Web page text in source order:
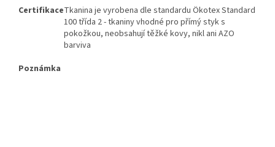
CertifikaceTkanina je vyrobena dle standardu Ökotex Standard
100 třída 2 - tkaniny vhodné pro přímý styk s
pokožkou, neobsahují těžké kovy, nikl ani AZO
barviva
Poznámka